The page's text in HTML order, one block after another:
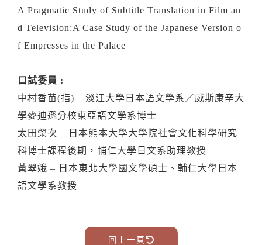
A Pragmatic Study of Subtitle Translation in Film an
d Television:A Case Study of the Japanese Version o
f Empresses in the Palace
口試委員 :
中村香苗(指) – 淡江大學日本語文學系／威斯康辛大
學麥迪遜分校東亞語文學系博士
太田榮次 – 日本熊本大學大學院社會文化科學研究
科博士課程後期，輔仁大學日文系助理教授
黃翠娥 – 日本東北大學國文學碩士、輔仁大學日本
語文學系教授
回上一頁